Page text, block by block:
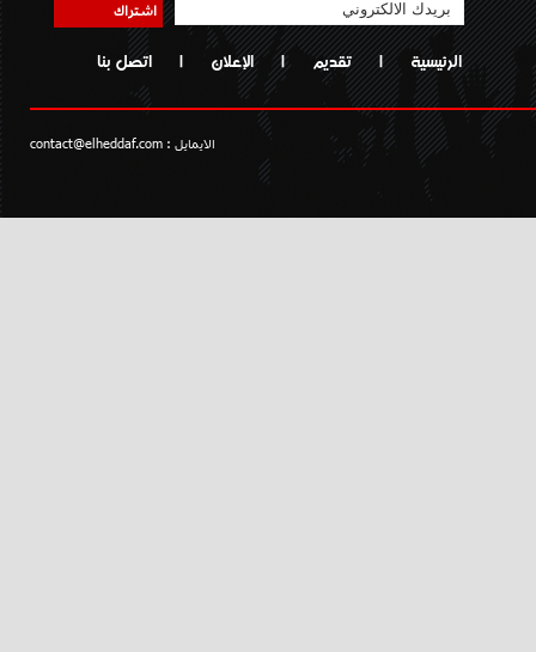
اشتراك
الرئيسية | تقديم | الإعلان | اتصل بنا
الايمايل : contact@elheddaf.com